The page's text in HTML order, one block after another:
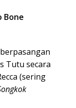
Bone
Tutu secara
(sering